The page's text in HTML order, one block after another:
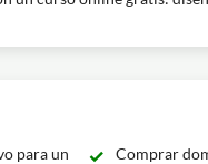
para un
Comprar